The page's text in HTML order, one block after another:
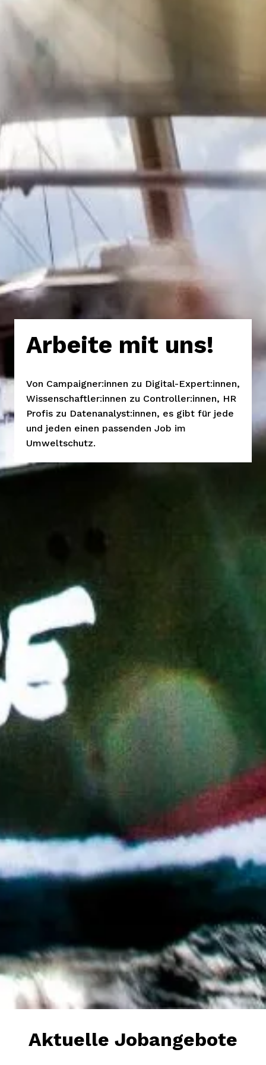
Arbeite mit uns!
Von Campaigner:innen zu Digital-Expert:innen,
Wissenschaftler:innen zu Controller:innen, HR
Profis zu Datenanalyst:innen, es gibt für jede
und jeden einen passenden Job im
Umweltschutz.
Aktuelle Jobangebote